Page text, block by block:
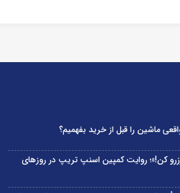
ماشین را قبل از خرید بفهمیم؟
کن!»؛ روایت کمپین اسنپ تریپ در روزهای